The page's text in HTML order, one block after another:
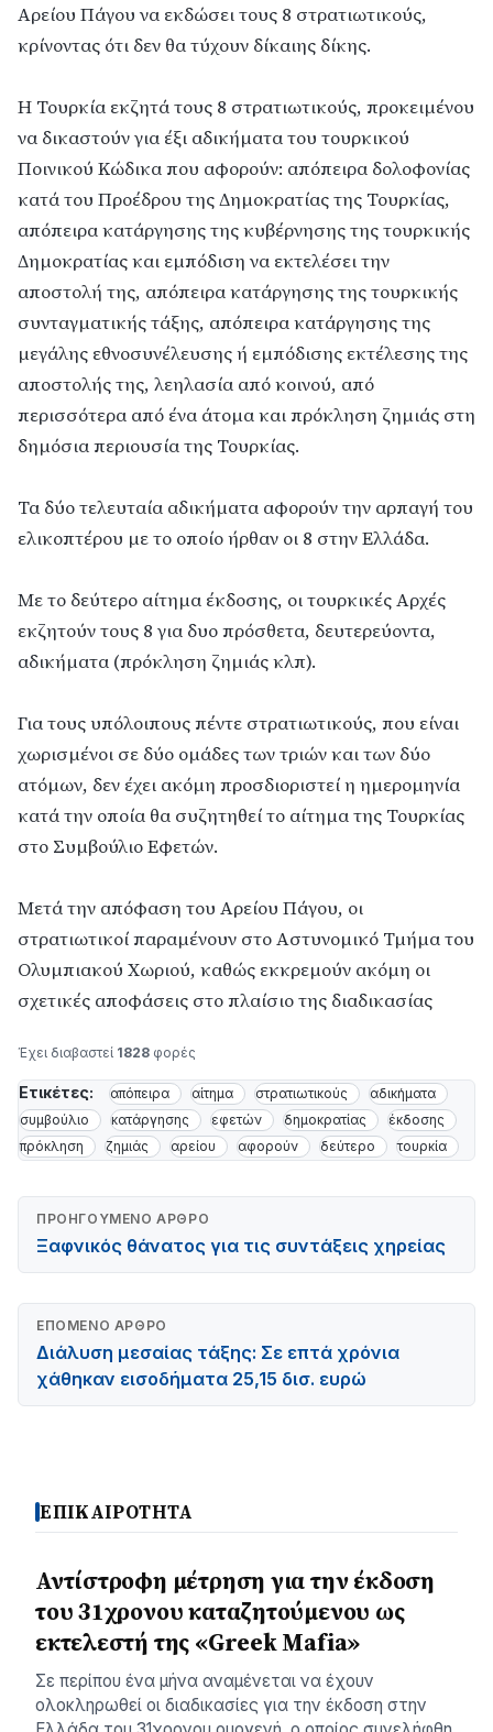
Αρείου Πάγου να εκδώσει τους 8 στρατιωτικούς,
κρίνοντας ότι δεν θα τύχουν δίκαιης δίκης.
Η Τουρκία εκζητά τους 8 στρατιωτικούς, προκειμένου
να δικαστούν για έξι αδικήματα του τουρκικού
Ποινικού Κώδικα που αφορούν: απόπειρα δολοφονίας
κατά του Προέδρου της Δημοκρατίας της Τουρκίας,
απόπειρα κατάργησης της κυβέρνησης της τουρκικής
Δημοκρατίας και εμπόδιση να εκτελέσει την
αποστολή της, απόπειρα κατάργησης της τουρκικής
συνταγματικής τάξης, απόπειρα κατάργησης της
μεγάλης εθνοσυνέλευσης ή εμπόδισης εκτέλεσης της
αποστολής της, λεηλασία από κοινού, από
περισσότερα από ένα άτομα και πρόκληση ζημιάς στη
δημόσια περιουσία της Τουρκίας.
Τα δύο τελευταία αδικήματα αφορούν την αρπαγή του
ελικοπτέρου με το οποίο ήρθαν οι 8 στην Ελλάδα.
Με το δεύτερο αίτημα έκδοσης, οι τουρκικές Αρχές
εκζητούν τους 8 για δυο πρόσθετα, δευτερεύοντα,
αδικήματα (πρόκληση ζημιάς κλπ).
Για τους υπόλοιπους πέντε στρατιωτικούς, που είναι
χωρισμένοι σε δύο ομάδες των τριών και των δύο
ατόμων, δεν έχει ακόμη προσδιοριστεί η ημερομηνία
κατά την οποία θα συζητηθεί το αίτημα της Τουρκίας
στο Συμβούλιο Εφετών.
Μετά την απόφαση του Αρείου Πάγου, οι
στρατιωτικοί παραμένουν στο Αστυνομικό Τμήμα του
Ολυμπιακού Χωριού, καθώς εκκρεμούν ακόμη οι
σχετικές αποφάσεις στο πλαίσιο της διαδικασίας
Έχει διαβαστεί 1828 φορές
Ετικέτες: απόπειρα αίτημα στρατιωτικούς
αδικήματα
συμβούλιο
κατάργησης εφετών δημοκρατίας
έκδοσης
πρόκληση
ζημιάς αρείου αφορούν δεύτερο τουρκία
ΠΡΟΗΓΟΎΜΕΝΟ ΆΡΘΡΟ
Ξαφνικός θάνατος για τις συντάξεις χηρείας
ΕΠΌΜΕΝΟ ΆΡΘΡΟ
Διάλυση μεσαίας τάξης: Σε επτά χρόνια
χάθηκαν εισοδήματα 25,15 δισ. ευρώ
ΕΠΙΚΑΙΡΟΤΗΤΑ
Αντίστροφη μέτρηση για την έκδοση
του 31χρονου καταζητούμενου ως
εκτελεστή της «Greek Mafia»
Σε περίπου ένα μήνα αναμένεται να έχουν
ολοκληρωθεί οι διαδικασίες για την έκδοση στην